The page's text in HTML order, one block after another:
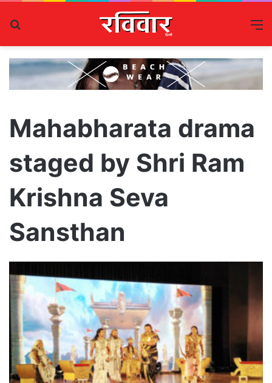
Mahabharata drama
staged by Shri Ram
Krishna Seva
Sansthan